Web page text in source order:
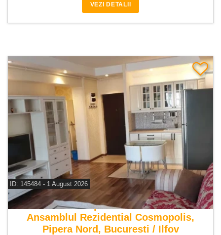
VEZI DETALII
ID: 145484 - 1 August 2026
De vanzare apartament 2 camere
Ansamblul Rezidential Cosmopolis,
Pipera Nord, Bucuresti / Ilfov